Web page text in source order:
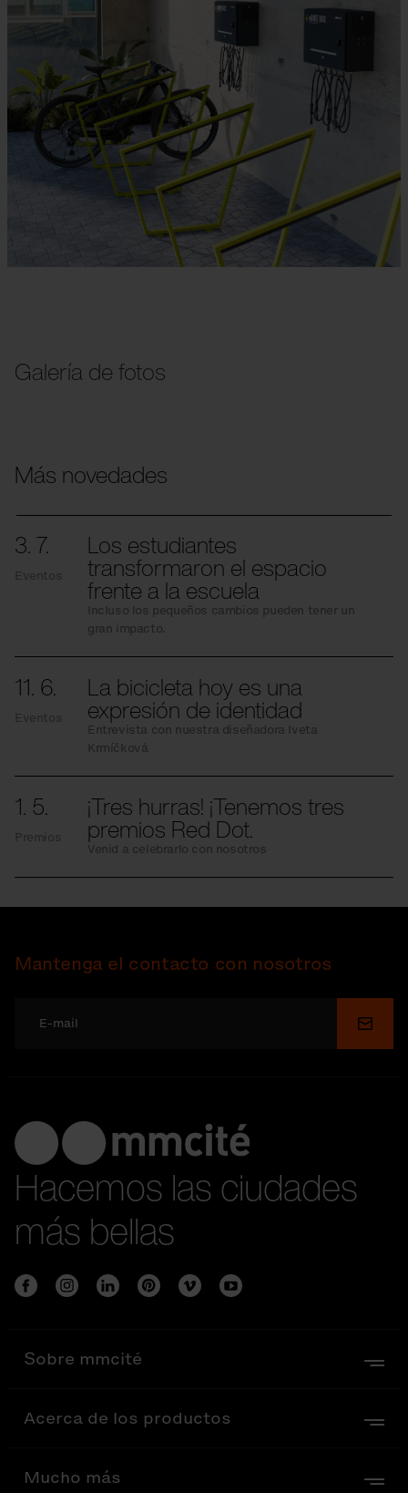
Galería de fotos
Más novedades
3. 7.
Eventos
Los estudiantes
transformaron el espacio
frente a la escuela
Incluso los pequeños cambios pueden tener un
gran impacto.
11. 6.
Eventos
La bicicleta hoy es una
expresión de identidad
Entrevista con nuestra diseñadora Iveta
Krmíčková
1. 5.
Premios
¡Tres hurras! ¡Tenemos tres
premios Red Dot.
Venid a celebrarlo con nosotros
Mantenga el contacto con nosotros
Enviar
Hacemos las ciudades
más bellas
Sobre mmcité
Acerca de los productos
Mucho más